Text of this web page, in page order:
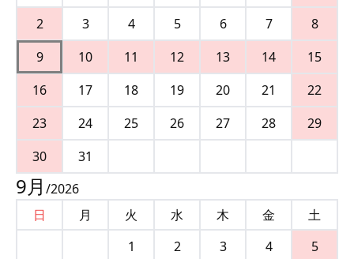
2
3 4 5 6 7
8
9
10 11 12 13 14
15
16
17 18 19 20 21
22
23
24 25 26 27 28
29
30
31
9月 /2026
日
月 火 水 木 金
土
1
2 3 4
5